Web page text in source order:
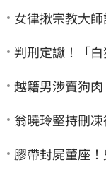
女律揪宗教大
判刑定讞！「
越籍男涉賣狗
翁曉玲堅持刪
剩4個月你思考
膠帶封屍董座